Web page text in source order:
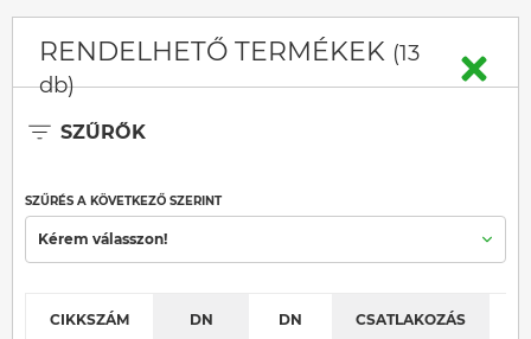
RENDELHETŐ TERMÉKEK (13
db)
SZŰRŐK
SZŰRÉS A KÖVETKEZŐ SZERINT
Kérem válasszon!
CIKKSZÁM DN DN CSATLAKOZÁS